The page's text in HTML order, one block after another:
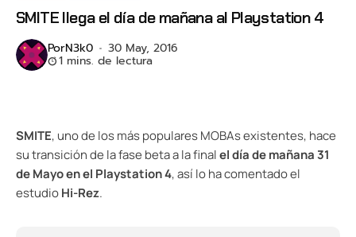
SMITE llega el día de mañana al Playstation 4
PorN3k0 30 May, 2016
1 mins. de lectura
SMITE, uno de los más populares MOBAs existentes, hace
su transición de la fase beta a la finalel día de mañana 31
de Mayo en el Playstation 4, así lo ha comentado el
estudioHi-Rez.